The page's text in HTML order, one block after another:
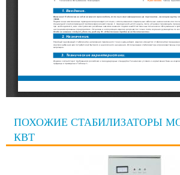
ПОХОЖИЕ СТАБИЛИЗАТОРЫ
КВТ